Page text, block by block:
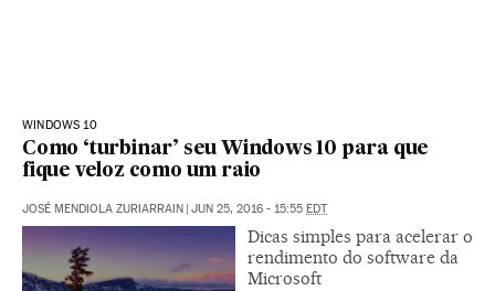
WINDOWS 10
Como ‘turbinar’ seu Windows 10 para que
fique veloz como um raio
JOSÉ MENDIOLA ZURIARRAIN JUN 25, 2016 - 15:55 EDT
Dicas simples para acelerar o
rendimento do software da
Microsoft